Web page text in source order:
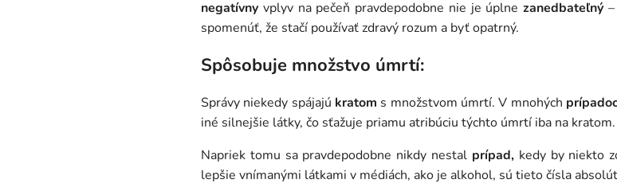
negatívny vplyv na pečeň pravdepodobne nie je úplne zanedbateľný
spomenúť, že stačí používať zdravý rozum a byť opatrný.
Spôsobuje množstvo úmrtí:
Správy niekedy spájajú kratom s množstvom úmrtí. V mnohých
iné silnejšie látky, čo sťažuje priamu atribúciu týchto úmrtí iba na kratom.
Napriek tomu sa pravdepodobne nikdy nestal prípad,kedy by niekto
lepšie vnímanými látkami v médiách, ako je alkohol, sú tieto čísla